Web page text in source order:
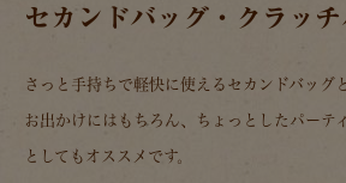
セカンドバッグ・クラッ
さっと手持ちで軽快に使えるセカンドバッグ
お出かけにはもちろん、ちょっとしたパーテ
としてもオススメです。